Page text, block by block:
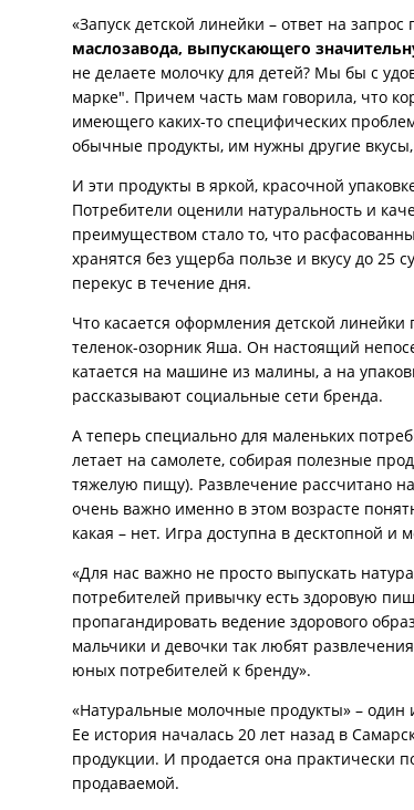
«Запуск детской линейки – ответ на
маслозавода, выпускающего
не делаете молочку для детей? Мы бы с
марке". Причем часть мам говорила, что
имеющего каких-то специфических
обычные продукты, им нужны другие вкусы,
И эти продукты в яркой, красочной
Потребители оценили натуральность и
преимуществом стало то, что
хранятся без ущерба пользе и вкусу до 25
перекус в течение дня.
Что касается оформления детской
теленок-озорник Яша. Он настоящий
катается на машине из малины, а на
рассказывают социальные сети бренда.
А теперь специально для маленьких
летает на самолете, собирая полезные
тяжелую пищу). Развлечение рассчитано
очень важно именно в этом возрасте
какая – нет. Игра доступна в десктопной
«Для нас важно не просто выпускать
потребителей привычку есть здоровую
пропагандировать ведение здорового
мальчики и девочки так любят
юных потребителей к бренду».
«Натуральные молочные продукты» – один
Ее история началась 20 лет назад в
продукции. И продается она практически
продаваемой.